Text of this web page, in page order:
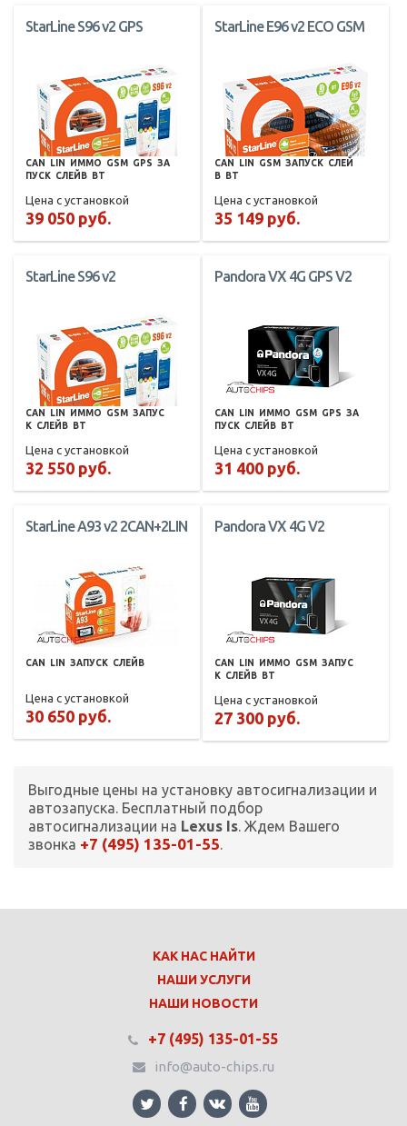
StarLine S96 v2 GPS
CAN LIN ИММО GSM GPS ЗА
ПУСК СЛЕЙВ BT
Цена с установкой
39 050 руб.
StarLine E96 v2 ECO GSM
CAN LIN GSM ЗАПУСК СЛЕЙ
В
BT
Цена с установкой
35 149 руб.
StarLine S96 v2
CAN LIN ИММО GSM ЗАПУС
К СЛЕЙВ BT
Цена с установкой
32 550 руб.
Pandora VX 4G GPS V2
CAN LIN ИММО GSM GPS ЗА
ПУСК СЛЕЙВ BT
Цена с установкой
31 400 руб.
StarLine A93 v2 2CAN+2LIN
CAN LIN ЗАПУСК СЛЕЙВ
Цена с установкой
30 650 руб.
Pandora VX 4G V2
CAN LIN ИММО GSM ЗАПУС
К СЛЕЙВ BT
Цена с установкой
27 300 руб.
Выгодные цены на установку автосигнализации и
автозапуска. Бесплатный подбор
автосигнализации на Lexus Is. Ждем Вашего
звонка +7 (495) 135-01-55.
КАК НАС НАЙТИ
НАШИ УСЛУГИ
НАШИ НОВОСТИ
+7 (495) 135-01-55
info@auto-chips.ru